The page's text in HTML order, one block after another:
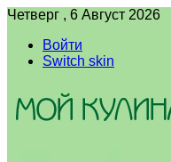
Четверг , 6 Август 2026
Войти
Switch skin